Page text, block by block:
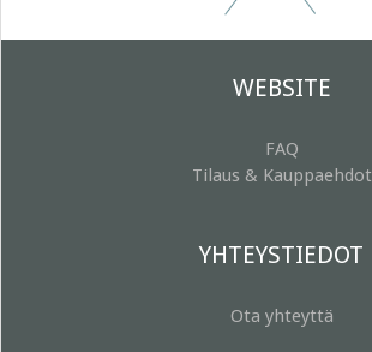
WEBSITE
FAQ
Tilaus & Kauppaehdot
YHTEYSTIEDOT
Ota yhteyttä